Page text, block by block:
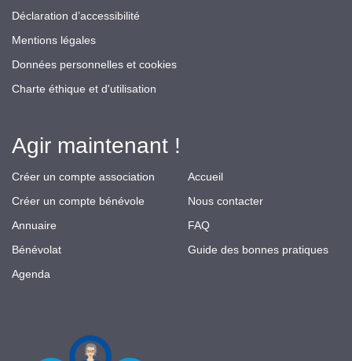
Déclaration d’accessibilité
Mentions légales
Données personnelles et cookies
Charte éthique et d'utilisation
Agir maintenant !
Créer un compte association
Créer un compte bénévole
Annuaire
Bénévolat
Agenda
Accueil
Nous contacter
FAQ
Guide des bonnes pratiques